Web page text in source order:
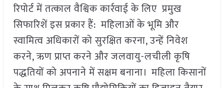
रिपोर्ट में तत्काल वैश्विक कार्रवाई के लिए प्रमुख
सिफारिशें इस प्रकार हैं: महिलाओं के भूमि और
स्वामित्व अधिकारों को सुरक्षित करना, उन्हें निवेश
करने, ऋण प्राप्त करने और जलवायु-लचीली कृषि
पद्धतियों को अपनाने में सक्षम बनाना। महिला किसानों